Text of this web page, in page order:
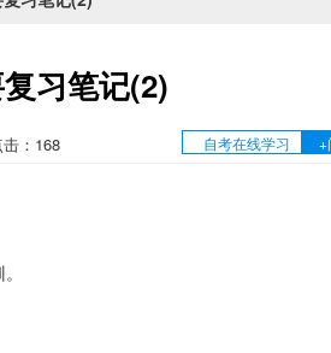
习笔记(2)
： 168 自考在线学习 +